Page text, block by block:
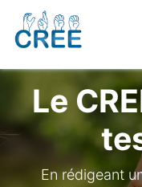
Le
En rédigeant